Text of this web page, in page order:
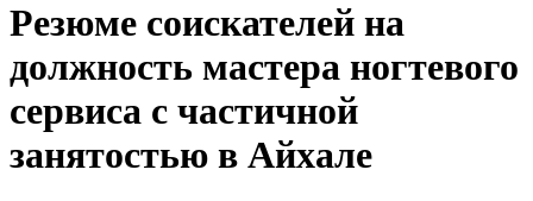
Резюме соискателей на
должность мастера ногтевого
сервиса с частичной
занятостью в Айхале